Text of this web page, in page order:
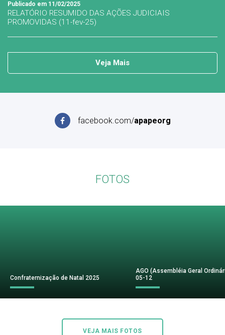
Publicado em 11/02/2025
RELATÓRIO RESUMIDO DAS AÇÕES JUDICIAIS
PROMOVIDAS (11-fev-25)
Veja Mais
facebook.com/apapeorg
FOTOS
Confraternização de Natal 2025
AGO (Assembléia Geral
05-12
VEJA MAIS FOTOS